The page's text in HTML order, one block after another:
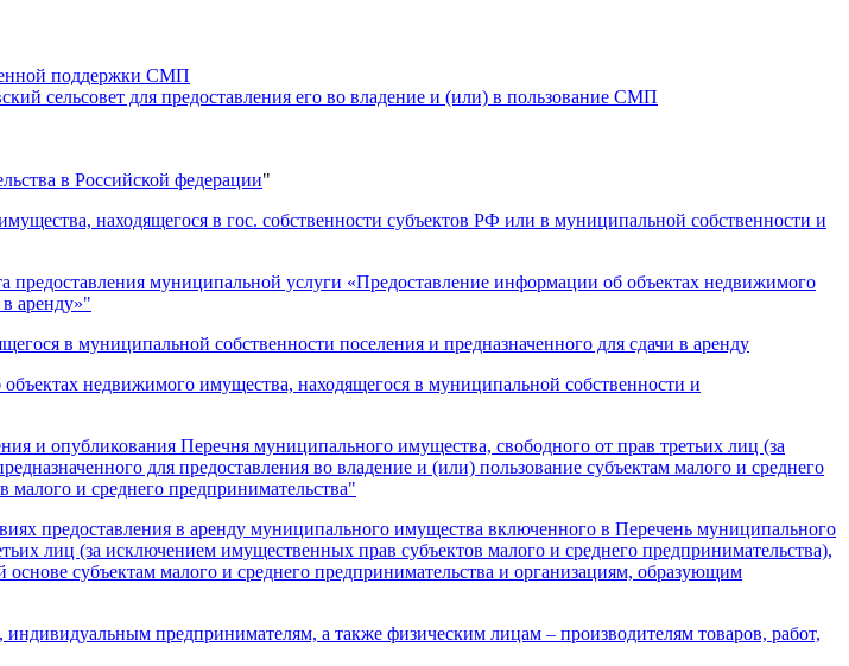
поддержки СМП
сельсовет для предоставления его во владение и (или) в пользование СМП
в Российской федерации"
находящегося в гос. собственности субъектов РФ или в муниципальной собственности и
муниципальной услуги «Предоставление информации об объектах недвижимого
аренду»"
в муниципальной собственности поселения и предназначенного для сдачи в аренду
недвижимого имущества, находящегося в муниципальной собственности и
Перечня муниципального имущества, свободного от прав третьих лиц (за
для предоставления во владение и (или) пользование субъектам малого и среднего
и среднего предпринимательства"
в аренду муниципального имущества включенного в Перечень муниципального
лиц (за исключением имущественных прав субъектов малого и среднего предпринимательства),
субъектам малого и среднего предпринимательства и организациям, образующим
предпринимателям, а также физическим лицам – производителям товаров, работ,